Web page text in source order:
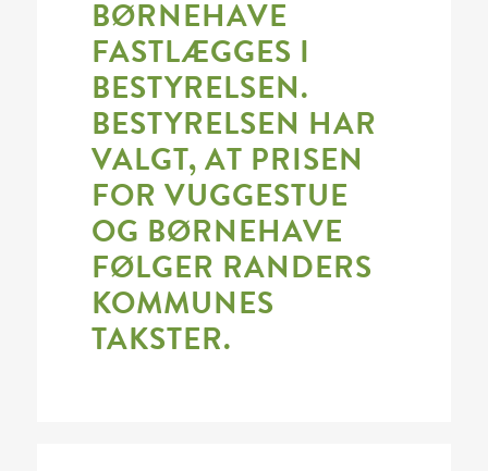
BØRNEHAVE
FASTLÆGGES I
BESTYRELSEN.
BESTYRELSEN HAR
VALGT, AT PRISEN
FOR VUGGESTUE
OG BØRNEHAVE
FØLGER RANDERS
KOMMUNES
TAKSTER.